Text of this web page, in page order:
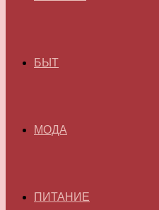
БЫТ
МОДА
ПИТАНИЕ